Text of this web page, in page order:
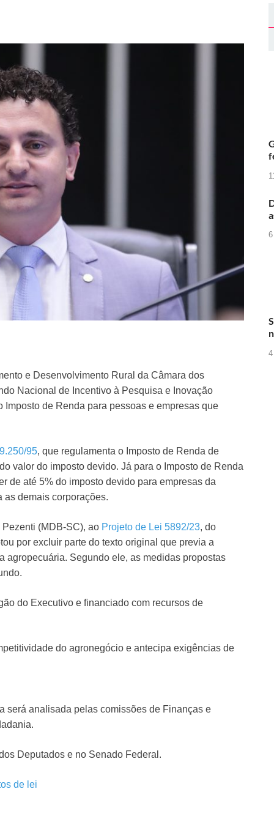
e Desenvolvimento Rural da Câmara dos
Nacional de Incentivo à Pesquisa e Inovação
de Renda para pessoas e empresas que
95, que regulamenta o Imposto de Renda de
valor do imposto devido. Já para o Imposto de Renda
de até 5% do imposto devido para empresas da
as demais corporações.
(MDB-SC), ao Projeto de Lei 5892/23, do
por excluir parte do texto original que previa a
agropecuária. Segundo ele, as medidas propostas
do Executivo e financiado com recursos de
do agronegócio e antecipa exigências de
será analisada pelas comissões de Finanças e
Deputados e no Senado Federal.
de lei